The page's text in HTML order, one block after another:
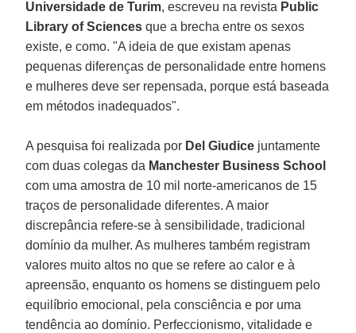
Universidade de Turim, escreveu na revista Public
Library of Sciencesque a brecha entre os sexos
existe, e como. "A ideia de que existam apenas
pequenas diferenças de personalidade entre homens
e mulheres deve ser repensada, porque está baseada
em métodos inadequados".
A pesquisa foi realizada por Del Giudice juntamente
com duas colegas da Manchester Business School
com uma amostra de 10 mil norte-americanos de 15
traços de personalidade diferentes. A maior
discrepância refere-se à sensibilidade, tradicional
domínio da mulher. As mulheres também registram
valores muito altos no que se refere ao calor e à
apreensão, enquanto os homens se distinguem pelo
equilíbrio emocional, pela consciência e por uma
tendência ao domínio. Perfeccionismo, vitalidade e